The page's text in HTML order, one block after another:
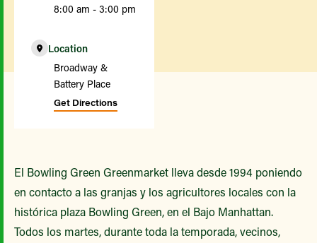
8:00 am - 3:00 pm
Location
Broadway &
Battery Place
Get Directions
El Bowling Green Greenmarket lleva desde 1994 poniendo
en contacto a las granjas y los agricultores locales con la
histórica plaza Bowling Green, en el Bajo Manhattan.
Todos los martes, durante toda la temporada, vecinos,